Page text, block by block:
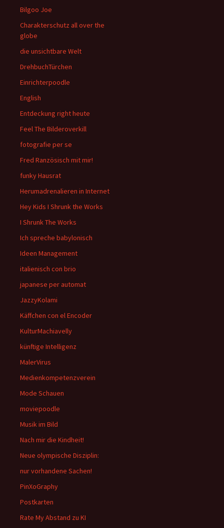
Bilgoo Joe
Charakterschutz all over the
globe
die unsichtbare Welt
DrehbuchTürchen
Einrichterpoodle
English
Entdeckung right heute
Feel The Bilderoverkill
fotografie per se
Fred Ranzösisch mit mir!
funky Hausrat
Herumadrenalieren in Internet
Hey Kids I Shrunk the Works
I Shrunk The Works
Ich spreche babylonisch
Ideen Management
italienisch con brio
japanese per automat
JazzyKolami
Käffchen con el Encoder
KulturMachiavelly
künftige Intelligenz
MalerVirus
Medienkompetenzverein
Mode Schauen
moviepoodle
Musik im Bild
Nach mir die Kindheit!
Neue olympische Disziplin:
nur vorhandene Sachen!
PinXoGraphy
Postkarten
Rate My Abstand zu KI